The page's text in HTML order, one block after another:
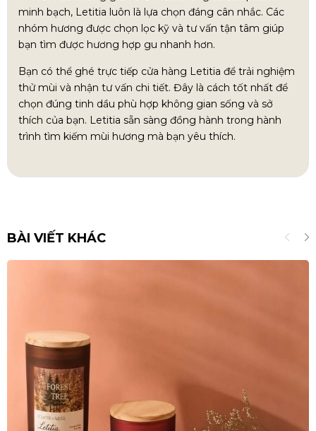
minh bạch, Letitia luôn là lựa chọn đáng cân nhắc. Các
nhóm hương được chọn lọc kỹ và tư vấn tận tâm giúp
bạn tìm được hương hợp gu nhanh hơn.
Bạn có thể ghé trực tiếp cửa hàng Letitia để trải nghiệm
thử mùi và nhận tư vấn chi tiết. Đây là cách tốt nhất để
chọn đúng tinh dầu phù hợp không gian sống và sở
thích của bạn. Letitia sẵn sàng đồng hành trong hành
trình tìm kiếm mùi hương mà bạn yêu thích.
BÀI VIẾT KHÁC